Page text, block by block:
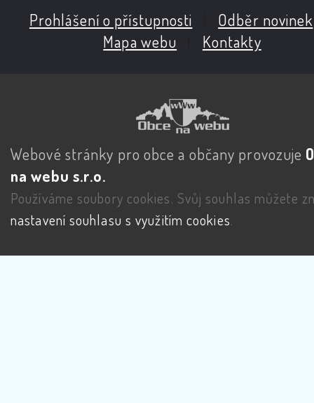
Prohlášení o přístupnosti Odběr novinek
Mapa webu
Kontakty
Webové stránky pro obce a občany provozuje
na webu s.r.o.
Používáme soubory cookies. Svůj souhlas můžete
nastavení souhlasu s využitím cookies.